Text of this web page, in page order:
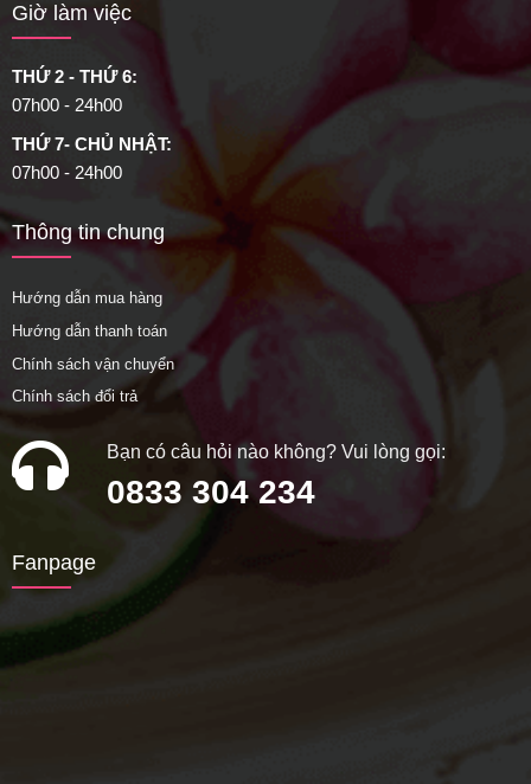
Giờ làm việc
THỨ 2 - THỨ 6:
07h00 - 24h00
THỨ 7- CHỦ NHẬT:
07h00 - 24h00
Thông tin chung
Hướng dẫn mua hàng
Hướng dẫn thanh toán
Chính sách vận chuyển
Chính sách đổi trả
Bạn có câu hỏi nào không? Vui lòng gọi:
0833 304 234
Fanpage